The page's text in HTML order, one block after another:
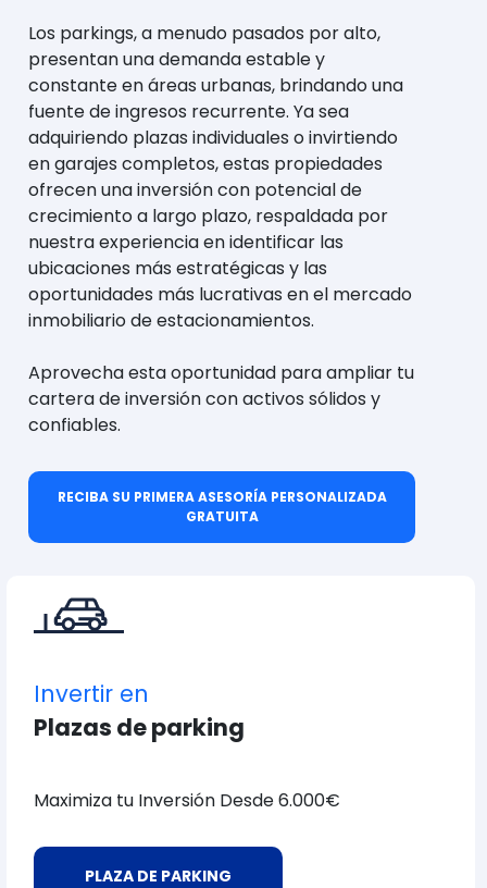
Los parkings, a menudo pasados por alto,
presentan una demanda estable y
constante en áreas urbanas, brindando una
fuente de ingresos recurrente. Ya sea
adquiriendo plazas individuales o invirtiendo
en garajes completos, estas propiedades
ofrecen una inversión con potencial de
crecimiento a largo plazo, respaldada por
nuestra experiencia en identificar las
ubicaciones más estratégicas y las
oportunidades más lucrativas en el mercado
inmobiliario de estacionamientos.
Aprovecha esta oportunidad para ampliar tu
cartera de inversión con activos sólidos y
confiables.
RECIBA SU PRIMERA ASESORÍA PERSONALIZADA
GRATUITA
Invertir en
Plazas de parking
Maximiza tu Inversión Desde 6.000€
PLAZA DE PARKING